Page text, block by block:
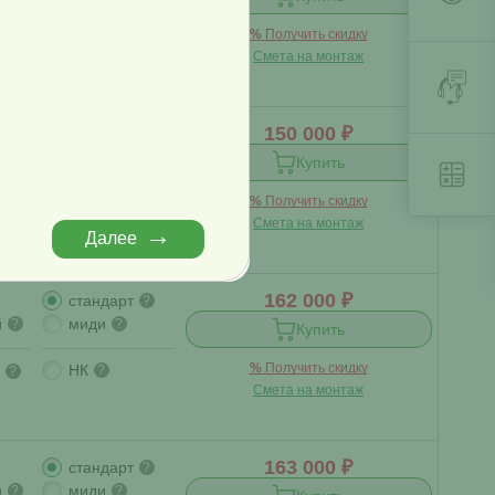
% Получить скидку
Смета на монтаж
150 000 ₽
Купить
% Получить скидку
Смета на монтаж
?
?
стандарт ?
миди ?
НК ?
162 000 ₽
Купить
% Получить скидку
Смета на монтаж
?
стандарт ?
миди ?
163 000 ₽
Далее